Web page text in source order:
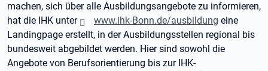
machen, sich über alle Ausbildungsangebote zu informieren,
hat die IHK unter
www.ihk-Bonn.de/ausbildung eine
Landingpage erstellt, in der Ausbildungsstellen regional bis
bundesweit abgebildet werden. Hier sind sowohl die
Angebote von Berufsorientierung bis zur IHK-